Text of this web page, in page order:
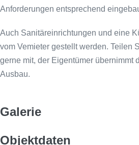
Anforderungen entsprechend
Auch Sanitäreinrichtungen und eine
vom Vemieter gestellt werden. Teilen
gerne mit, der Eigentümer übernimmt
Ausbau.
Galerie
Objektdaten